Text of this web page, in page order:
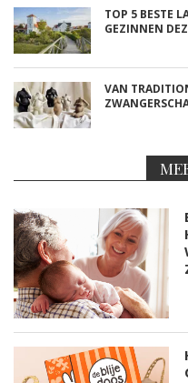
TOP 5 BESTE
GEZINNEN
VAN